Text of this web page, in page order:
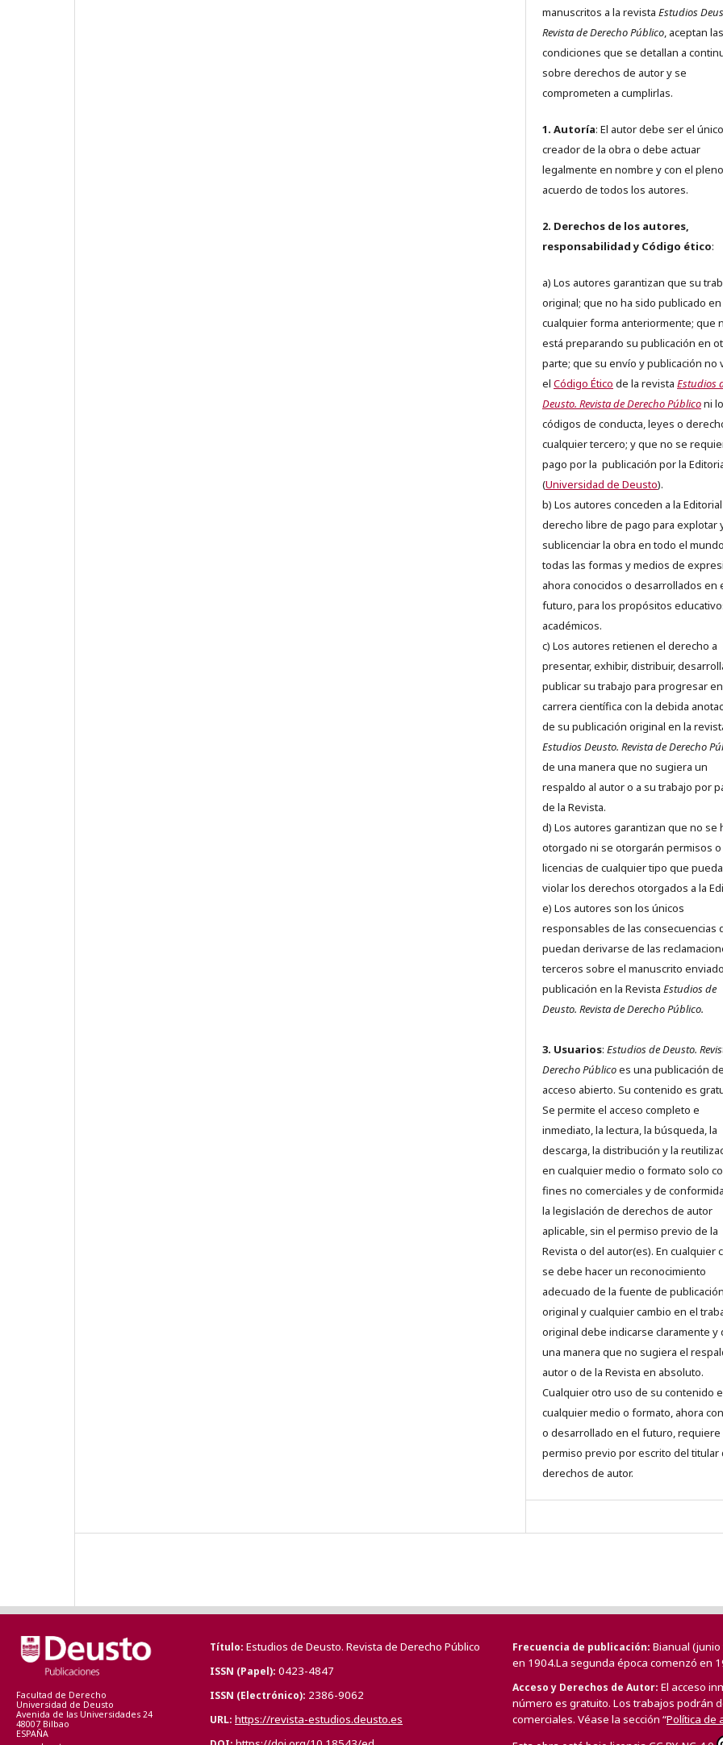
manuscritos a la revista Estudios
Revista de Derecho Público, aceptan las
condiciones que se detallan a
sobre derechos de autor y se
comprometen a cumplirlas.
1. Autoría: El autor debe ser el único
creador de la obra o debe actuar
legalmente en nombre y con el pleno
acuerdo de todos los autores.
2. Derechos de los autores,
responsabilidad y Código ético:
a) Los autores garantizan que su
original; que no ha sido publicado en
cualquier forma anteriormente; que
está preparando su publicación en
parte; que su envío y publicación no
el Código Ético de la revista Estudios
Deusto. Revista de Derecho Públiconi
códigos de conducta, leyes o
cualquier tercero; y que no se
pago por la publicación por la
(Universidad de Deusto).
b) Los autores conceden a la
derecho libre de pago para explotar
sublicenciar la obra en todo el
todas las formas y medios de
ahora conocidos o desarrollados en
futuro, para los propósitos
académicos.
c) Los autores retienen el derecho a
presentar, exhibir, distribuir,
publicar su trabajo para progresar
carrera científica con la debida
de su publicación original en la
Estudios Deusto. Revista de Derecho
de una manera que no sugiera un
respaldo al autor o a su trabajo por
de la Revista.
d) Los autores garantizan que no se
otorgado ni se otorgarán permisos o
licencias de cualquier tipo que
violar los derechos otorgados a la
e) Los autores son los únicos
responsables de las consecuencias
puedan derivarse de las
terceros sobre el manuscrito
publicación en la Revista Estudios de
Deusto. Revista de Derecho Público.
3. Usuarios: Estudios de Deusto.
Derecho Públicoes una publicación de
acceso abierto. Su contenido es
Se permite el acceso completo e
inmediato, la lectura, la búsqueda, la
descarga, la distribución y la
en cualquier medio o formato solo
fines no comerciales y de
la legislación de derechos de autor
aplicable, sin el permiso previo de la
Revista o del autor(es). En cualquier
se debe hacer un reconocimiento
adecuado de la fuente de publicación
original y cualquier cambio en el
original debe indicarse claramente y
una manera que no sugiera el
autor o de la Revista en absoluto.
Cualquier otro uso de su contenido
cualquier medio o formato, ahora
o desarrollado en el futuro, requiere
permiso previo por escrito del titular
derechos de autor.
Facultad de Derecho
Universidad de Deusto
Avenida de las Universidades 24
48007 Bilbao
ESPAÑA
Título Estudios de Deusto. Revista de Derecho Público
ISSN (Papel) 0423-4847
ISSN (Electrónico) 2386-9062
URL https://revista-estudios.deusto.es
Frecuencia de publicación Bianual
en 1904.La segunda época comenzó en
Acceso y Derechos de Autor El acceso
número es gratuito. Los trabajos podrán
comerciales. Véase la sección “Política de